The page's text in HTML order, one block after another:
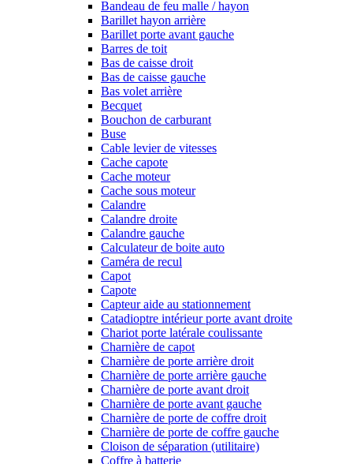
Bandeau de feu malle / hayon
Barillet hayon arrière
Barillet porte avant gauche
Barres de toit
Bas de caisse droit
Bas de caisse gauche
Bas volet arrière
Becquet
Bouchon de carburant
Buse
Cable levier de vitesses
Cache capote
Cache moteur
Cache sous moteur
Calandre
Calandre droite
Calandre gauche
Calculateur de boite auto
Caméra de recul
Capot
Capote
Capteur aide au stationnement
Catadioptre intérieur porte avant droite
Chariot porte latérale coulissante
Charnière de capot
Charnière de porte arrière droit
Charnière de porte arrière gauche
Charnière de porte avant droit
Charnière de porte avant gauche
Charnière de porte de coffre droit
Charnière de porte de coffre gauche
Cloison de séparation (utilitaire)
Coffre à batterie